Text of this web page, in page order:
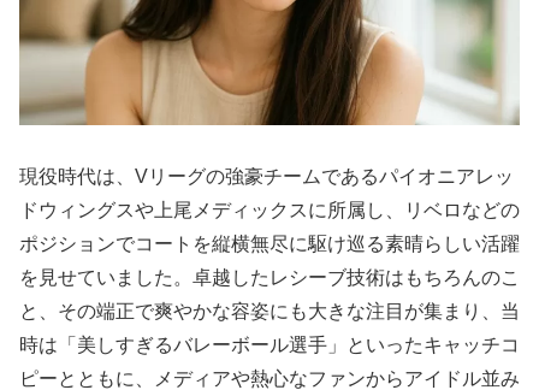
現役時代は、Vリーグの強豪チームであるパイオニアレッ
ドウィングスや上尾メディックスに所属し、リベロなどの
ポジションでコートを縦横無尽に駆け巡る素晴らしい活躍
を見せていました。卓越したレシーブ技術はもちろんのこ
と、その端正で爽やかな容姿にも大きな注目が集まり、当
時は「美しすぎるバレーボール選手」といったキャッチコ
ピーとともに、メディアや熱心なファンからアイドル並み